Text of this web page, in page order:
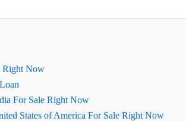
Right Now
For Sale Right Now
States of America For Sale Right Now